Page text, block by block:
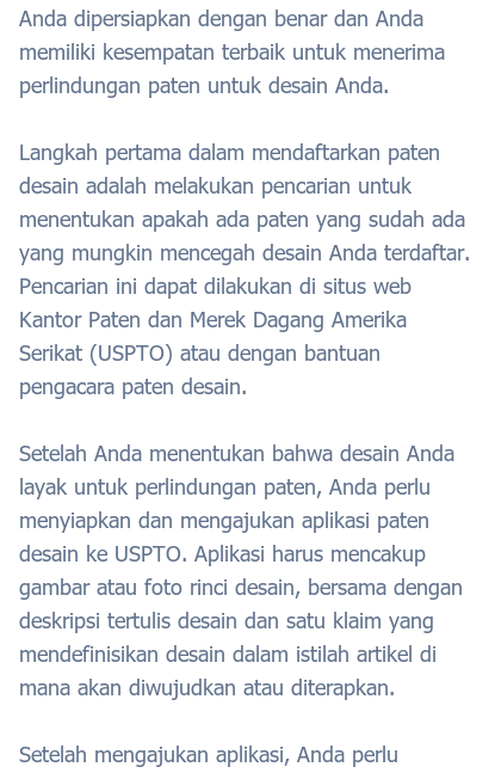
Anda dipersiapkan dengan benar dan Anda
memiliki kesempatan terbaik untuk menerima
perlindungan paten untuk desain Anda.
Langkah pertama dalam mendaftarkan paten
desain adalah melakukan pencarian untuk
menentukan apakah ada paten yang sudah ada
yang mungkin mencegah desain Anda terdaftar.
Pencarian ini dapat dilakukan di situs web
Kantor Paten dan Merek Dagang Amerika
Serikat (USPTO) atau dengan bantuan
pengacara paten desain.
Setelah Anda menentukan bahwa desain Anda
layak untuk perlindungan paten, Anda perlu
menyiapkan dan mengajukan aplikasi paten
desain ke USPTO. Aplikasi harus mencakup
gambar atau foto rinci desain, bersama dengan
deskripsi tertulis desain dan satu klaim yang
mendefinisikan desain dalam istilah artikel di
mana akan diwujudkan atau diterapkan.
Setelah mengajukan aplikasi, Anda perlu